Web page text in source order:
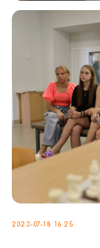
2023-07-18 16:25